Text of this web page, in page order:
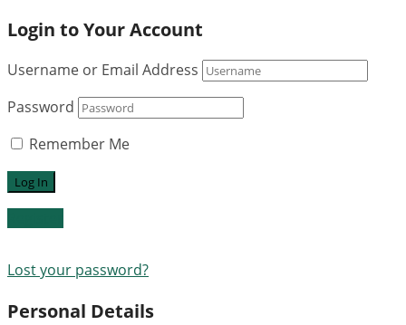
Login to Your Account
Username or Email Address
Password
Remember Me
Lost your password?
Personal Details